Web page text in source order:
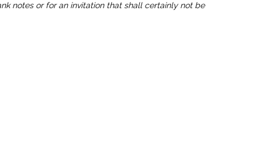
notes or for an invitation that shall certainly not be